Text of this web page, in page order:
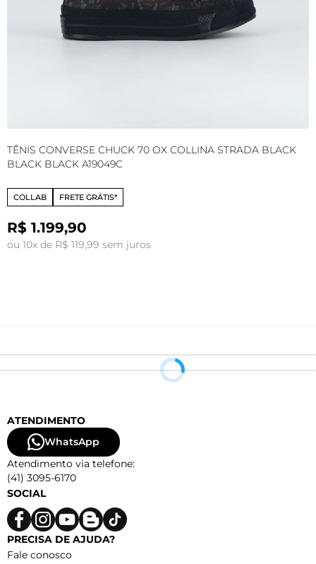
TÊNIS CONVERSE CHUCK 70 OX COLLINA STRADA BLACK
BLACK BLACK A19049C
COLLAB FRETE GRÁTIS*
R$ 1.199,90
ou 10x de R$ 119,99 sem juros
ATENDIMENTO
WhatsApp
Atendimento via telefone:
(41) 3095-6170
SOCIAL
PRECISA DE AJUDA?
Fale conosco